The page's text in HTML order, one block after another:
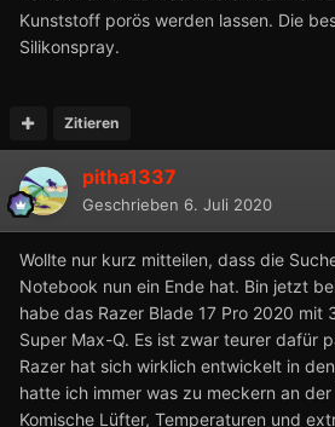
Kunststoff porös werden lassen. Die
Silikonspray.
Zitieren
pitha1337
Geschrieben 6. Juli 2020
Wollte nur kurz mitteilen, dass die
Notebook nun ein Ende hat. Bin jetzt
habe das Razer Blade 17 Pro 2020 mit
Super Max-Q. Es ist zwar teurer dafür
Razer hat sich wirklich entwickelt in
hatte ich immer was zu meckern an
Komische Lüfter, Temperaturen und